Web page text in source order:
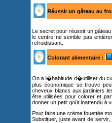
Réussir un gâteau au
Le secret pour réussir un
le centre ne semble pas
refroidissant.
Colorant alimentaire :
On a l�habitude d�utiliser du
plus économique se trouve
cheveux blancs aux jardiniers
être utilisées pour colorer et
donner un petit goût inattendu à
Pour faire une crème fouettée
Substituer, juste avant de